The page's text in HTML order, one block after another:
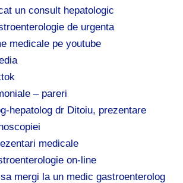
un consult hepatologic
de urgenta
medicale pe youtube
– pareri
hepatolog dr Ditoiu, prezentare
medicale
on-line
mergi la un medic gastroenterolog